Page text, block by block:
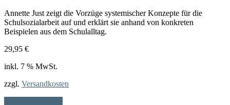
Annette Just zeigt die Vorzüge systemischer Konzepte für die
Schulsozialarbeit auf und erklärt sie anhand von konkreten
Beispielen aus dem Schulalltag.
29,95 €
inkl. 7 % MwSt.
zzgl. Versandkosten